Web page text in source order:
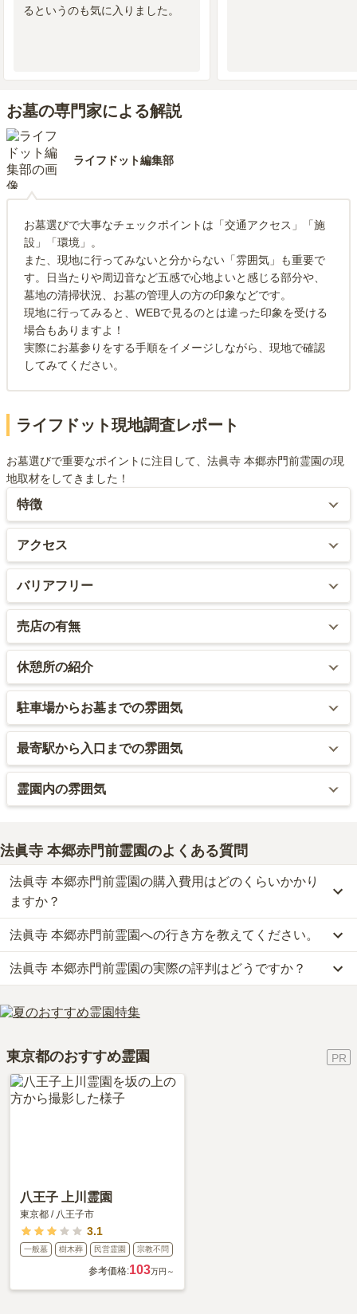
るというのも気に入りました。
お墓の専門家による解説
ライフドット編集部
お墓選びで大事なチェックポイントは「交通アクセス」「施
設」「環境」。
また、現地に行ってみないと分からない「雰囲気」も重要で
す。日当たりや周辺音など五感で心地よいと感じる部分や、
墓地の清掃状況、お墓の管理人の方の印象などです。
現地に行ってみると、WEBで見るのとは違った印象を受ける
場合もありますよ！
実際にお墓参りをする手順をイメージしながら、現地で確認
してみてください。
ライフドット現地調査レポート
お墓選びで重要なポイントに注目して、法眞寺 本郷赤門前霊園の現
地取材をしてきました！
特徴
樋口一葉ゆかりの地にある霊園です。複数路線使え、それぞれの駅
からのアクセスも良く、行きやすいです。東京大学の赤門の向かい
側に位置しており、霊園の入口には大きな看板が出ているため、入
口が分かりやすいです。
看板、管理棟、園内のベンチ等、すべてのデザインにレトロ感があ
り、こだわりが感じられます。アクセスの良さの割に静かなのもポ
イントではないかと思います。
霊園というよりは、ガーデニングの美しい庭園といったイメージで
す。デザイン的なものだけでなく、バリアフリーにも気を配ってい
るのも好感が持てます。
アクセス
複数の駅を使うことができ、どちらからも徒歩6分で行けるため、非
常にアクセスが良く通いやすいと思います。
バリアフリー
バリアフリー対応しており、霊園内の道は舗装され平らになってい
ます。
また、管理事務所内もバリアフリー対応となっています。
売店の有無
最寄駅から霊園に行く途中にコンビニがあり、ここで、線香、ロー
ソク、マッチ、ライターを購入することができます。
また、途中に花屋もあります。
休憩所の紹介
管理棟内に休憩スペースがあります。冷暖房完備のため、天候が悪
い時でも快適に休憩できます。
また、園内にもベンチがあり、疲れた時に小休憩できるように配慮
されています。
駐車場からお墓までの雰囲気
霊園入口の前に駐車場があります。霊園の規模の割には大きめの駐
車場となっています。霊園から駐車場までの距離は近く、お参りし
やすいと思います。
最寄駅から入口までの雰囲気
東京大学のある「本郷三丁目」が最寄りということもあり、人通り
も多くにぎやかです。学生街の雰囲気とオフィス街の雰囲気が共存
有名な東京大学の赤門の向かいに霊園へつながる道がありますが、
を感じさせる雰囲気となっています。
霊園内の雰囲気
底的にこだわった作りになっています。
また、霊園内はヨーロッパの庭園のようなガーデニングがされてい
ます。通路もレンガが敷き詰められていて、随所にこだわりが感じ
られます。
法眞寺 本郷赤門前霊園のよくある質問
法眞寺 本郷赤門前霊園の購入費用はどのくらいかかり
ますか？
法眞寺 本郷赤門前霊園では、一般墓が約283.3万円からお求めいた
だけます。
なお、法眞寺 本郷赤門前霊園がある東京都の相場は、一般墓が約
167万円（墓石代別途）です。
お墓は、価格が高いものがよい、安いものが悪い、という訳ではあ
法眞寺 本郷赤門前霊園への行き方を教えてください。
公共交通機関の場合、東京メトロ丸ノ内線、都営大江戸線「本郷三
丁目駅」から徒歩約6分です。
詳しいルートや地図は、本ページの「地図・交通アクセス」欄をご
確認ください。
法眞寺 本郷赤門前霊園の実際の評判はどうですか？
当サイトに寄せられた総合評価は、3.4点です。
利用者様からは「最寄り駅から霊園へ向かう途中にお花屋さんがあ
す。霊園所有の会館もあり、法要なども行えます。」といったお声
をいただいております。
東京都のおすすめ霊園
八王子 上川霊園
東京都 / 八王子市
3.1
一般墓 樹木葬 民営霊園 宗教不問
参考価格:103万円～